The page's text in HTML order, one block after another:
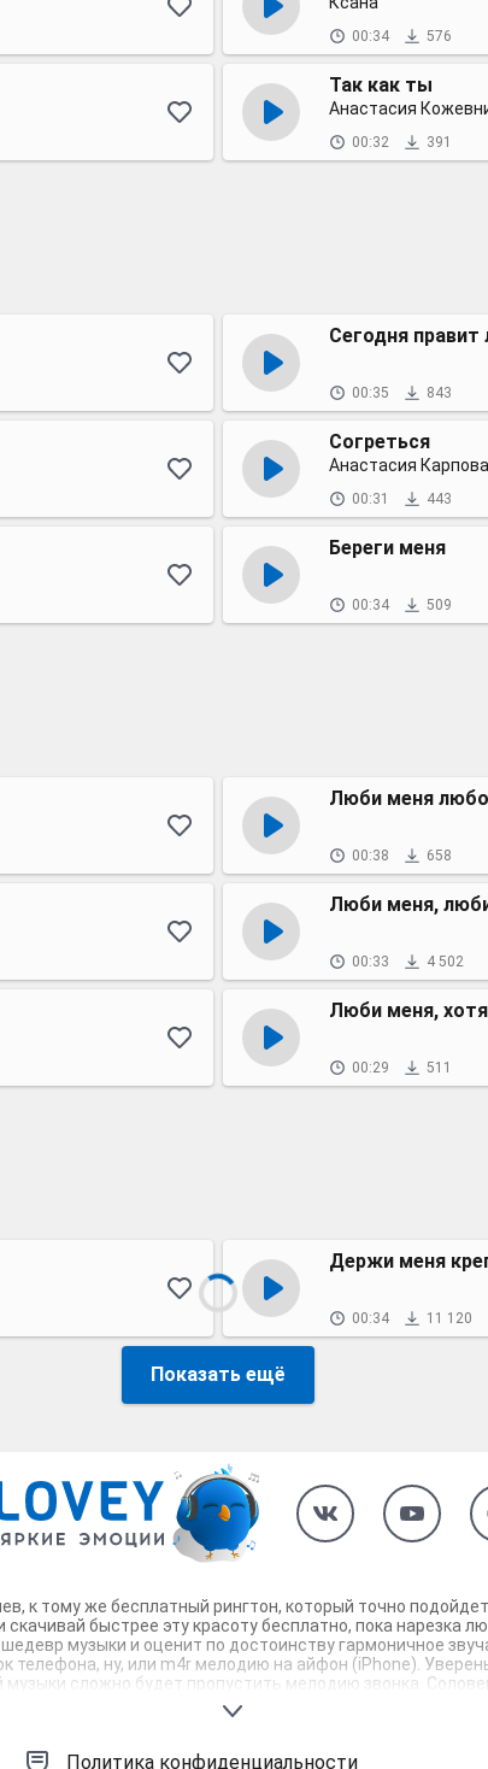
00:34 576
Так как ты
Анастасия
00:32 391
Сегодня правит
00:35 843
Согреться
Анастасия Карпова
00:31 443
Береги меня
00:34 509
Люби меня
00:38 658
Люби меня,
00:33 4 502
Люби меня,
00:29 511
Держи меня
00:34 11 120
Показать ещё
к тому же бесплатный рингтон, который точно
быстрее эту красоту бесплатно, пока нарезка
музыки и оценит по достоинству гармоничное
телефона, ну, или m4r мелодию на айфон (iPhone).
сложно будет пропустить мелодию звонка.
Политика конфиденциальности